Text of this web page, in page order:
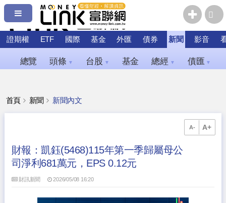
證期權 ETF 國際 基金 外匯 債券 新聞 影音
總覽 頭條 ▼ 台股 ▼ 基金 總經 ▼ 債匯 ▼
首頁 新聞 新聞內文
A- A+
財報：凱鈺(5468)115年第一季歸屬母公
司淨利681萬元，EPS 0.12元
財訊新聞 2026/05/08 16:20